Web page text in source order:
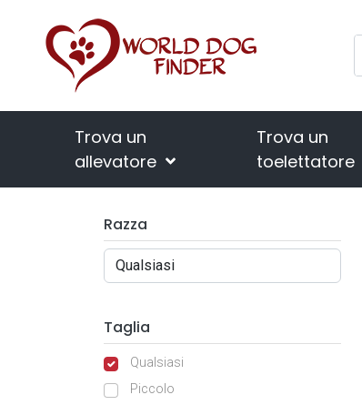
Trova un
allevatore
Trova un
toelettatore
Razza
Taglia
Qualsiasi
Piccolo